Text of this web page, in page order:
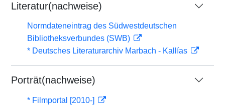
Literatur(nachweise)
Normdateneintrag des Südwestdeutschen
Bibliotheksverbundes (SWB)
* Deutsches Literaturarchiv Marbach - Kallías
Porträt(nachweise)
* Filmportal [2010-]